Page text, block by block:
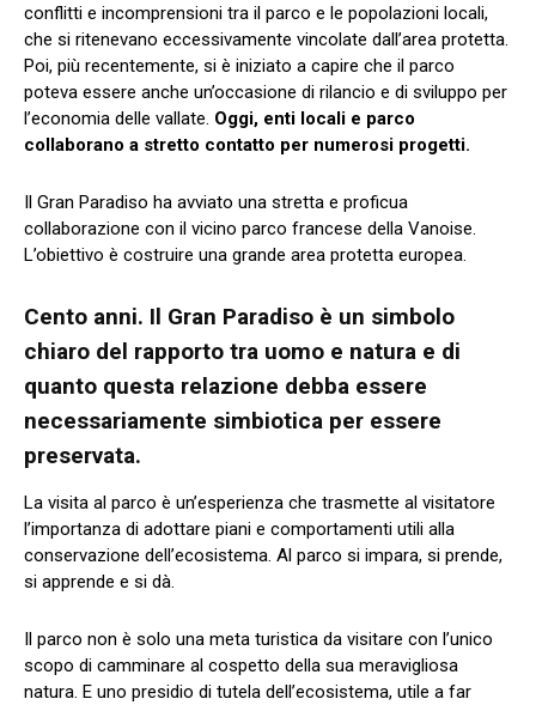
conflitti e incomprensioni tra il parco e le popolazioni locali,
che si ritenevano eccessivamente vincolate dall’area protetta.
Poi, più recentemente, si è iniziato a capire che il parco
poteva essere anche un’occasione di rilancio e di sviluppo per
l’economia delle vallate. Oggi, enti locali e parco
collaborano a stretto contatto per numerosi progetti.
Il Gran Paradiso ha avviato una stretta e proficua
collaborazione con il vicino parco francese della Vanoise.
L’obiettivo è costruire una grande area protetta europea.
Cento anni. Il Gran Paradiso è un simbolo
chiaro del rapporto tra uomo e natura e di
quanto questa relazione debba essere
necessariamente simbiotica per essere
preservata.
La visita al parco è un’esperienza che trasmette al visitatore
l’importanza di adottare piani e comportamenti utili alla
conservazione dell’ecosistema. Al parco si impara, si prende,
si apprende e si dà.
Il parco non è solo una meta turistica da visitare con l’unico
scopo di camminare al cospetto della sua meravigliosa
natura. E uno presidio di tutela dell’ecosistema, utile a far